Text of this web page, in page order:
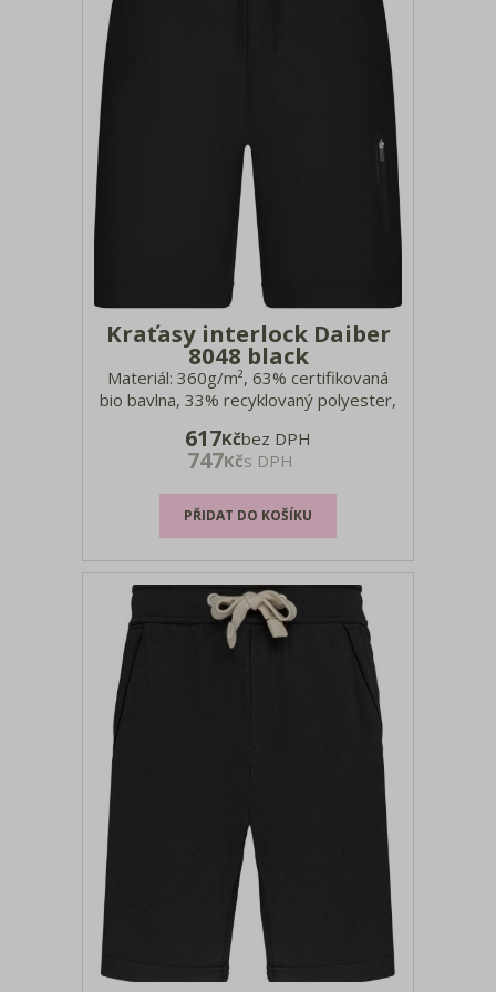
Kraťasy interlock Daiber
8048 black
Materiál: 360g/m², 63% certifikovaná
bio bavlna, 33% recyklovaný polyester,
Elastický pas se šňůrkou, přední kapsa
na zip, 2 boční kapsy, zadní kapsa na zip
Velikosti: S - 3XL Pro další velikosti
produktu nás neváhe
617Kčbez DPH
747Kčs DPH